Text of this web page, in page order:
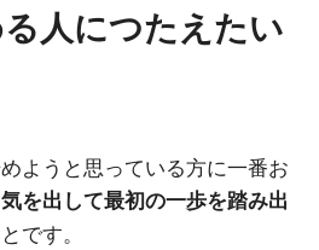
人につたえたい
ようと思っている方に一番お
気を出して最初の一歩を踏み出
です。